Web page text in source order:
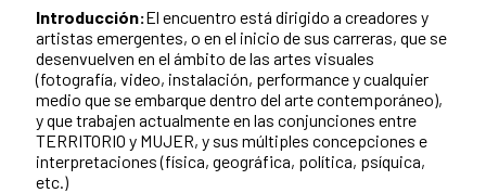
Introducción:El encuentro está dirigido a creadores y
artistas emergentes, o en el inicio de sus carreras, que se
desenvuelven en el ámbito de las artes visuales
(fotografía, video, instalación, performance y cualquier
medio que se embarque dentro del arte contemporáneo),
y que trabajen actualmente en las conjunciones entre
TERRITORIO y MUJER, y sus múltiples concepciones e
interpretaciones (física, geográfica, política, psíquica,
etc.)